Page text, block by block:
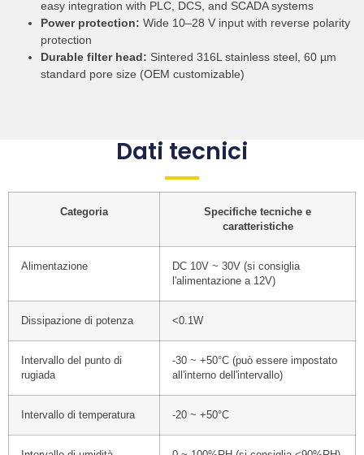
easy integration with PLC, DCS, and SCADA systems
Power protection: Wide 10–28 V input with reverse polarity
protection
Durable filter head: Sintered 316L stainless steel, 60 µm
standard pore size (OEM customizable)
Dati tecnici
Categoria
Specifiche tecniche e
caratteristiche
Alimentazione
DC 10V ~ 30V (si consiglia
l'alimentazione a 12V)
Dissipazione di potenza <0.1W
Intervallo del punto di
rugiada
-30 ~ +50°C (può essere impostato
all'interno dell'intervallo)
Intervallo di temperatura -20 ~ +50°C